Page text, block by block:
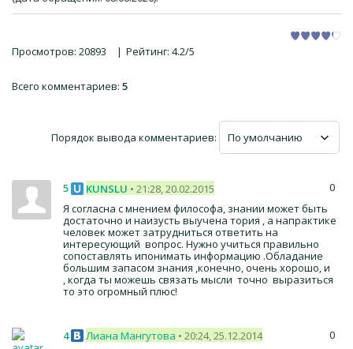
Просмотров: 20893 | Рейтинг: 4.2/5
Всего комментариев: 5
Порядок вывода комментариев:
0
5 KUNSLU • 21:28, 20.02.2015
Я согласна с мнением философа, знании может быть
достаточно и наизусть выучена тория , а напрактике
человек может затрудниться ответить на
интересующий вопрос. Нужно учиться правильно
сопоставлять ипонимать информацию .Обладание
большим запасом знания ,конечно, очень хорошо, и
, когда ты можешь связать мысли точно выразиться
то это огромный плюс!
0
4 Лиана Мангутова • 20:24, 25.12.2014